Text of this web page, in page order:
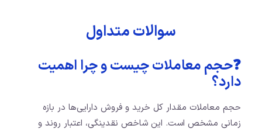
سوالات متداول
❓حجم معاملات چیست و چرا اهمیت
دارد؟
حجم معاملات مقدار کل خرید و فروش دارایی‌ها در بازه
زمانی مشخص است. این شاخص نقدینگی، اعتبار روند و